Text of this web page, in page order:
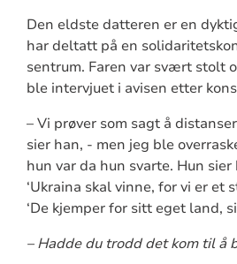
Den eldste datteren er en
har deltatt på en
sentrum. Faren var svært stolt
ble intervjuet i avisen etter
– Vi prøver som sagt å
sier han, - men jeg ble
hun var da hun svarte. Hun
‘Ukraina skal vinne, for vi er et
‘De kjemper for sitt eget land,
– Hadde du trodd det kom til å